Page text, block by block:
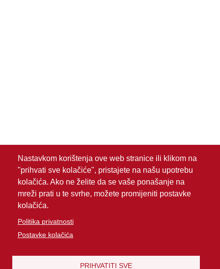
Nastavkom korištenja ove web stranice ili klikom na
"prihvati sve kolačiće", pristajete na našu upotrebu
kolačića. Ako ne želite da se vaše ponašanje na
mreži prati u te svrhe, možete promijeniti postavke
kolačića.
Politika privatnosti
Postavke kolačića
PRIHVATITI SVE